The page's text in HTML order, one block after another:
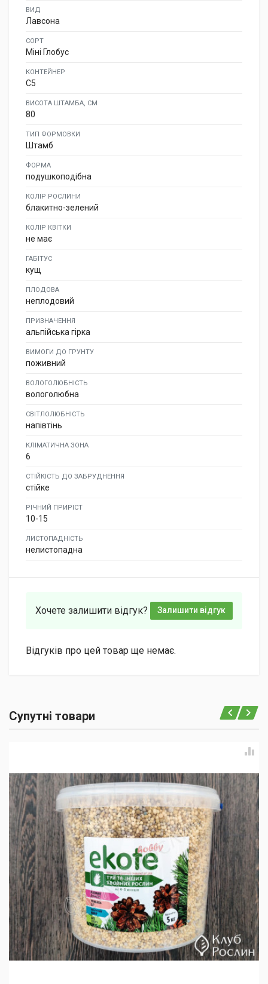
ВИД
Лавсона
СОРТ
Міні Глобус
КОНТЕЙНЕР
C5
ВИСОТА ШТАМБА, СМ
80
ТИП ФОРМОВКИ
Штамб
ФОРМА
подушкоподібна
КОЛІР РОСЛИНИ
блакитно-зелений
КОЛІР КВІТКИ
не має
ГАБІТУС
кущ
ПЛОДОВА
неплодовий
ПРИЗНАЧЕННЯ
альпійська гірка
ВИМОГИ ДО ГРУНТУ
поживний
ВОЛОГОЛЮБНІСТЬ
вологолюбна
СВІТЛОЛЮБНІСТЬ
напівтінь
КЛІМАТИЧНА ЗОНА
6
СТІЙКІСТЬ ДО ЗАБРУДНЕННЯ
стійке
РІЧНИЙ ПРИРІСТ
10-15
ЛИСТОПАДНІСТЬ
нелистопадна
Хочете залишити відгук? Залишити відгук
Відгуків про цей товар ще немає.
Супутні товари